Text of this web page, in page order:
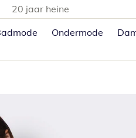
20 jaar heine
Ondermode